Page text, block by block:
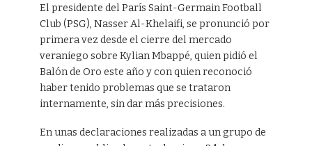
El presidente del París Saint-Germain Football
Club (PSG), Nasser Al-Khelaifi, se pronunció por
primera vez desde el cierre del mercado
veraniego sobre Kylian Mbappé, quien pidió el
Balón de Oro este año y con quien reconoció
haber tenido problemas que se trataron
internamente, sin dar más precisiones.
En unas declaraciones realizadas a un grupo de